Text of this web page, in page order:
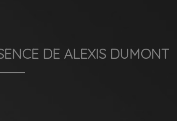
DE ALEXIS DUMONT